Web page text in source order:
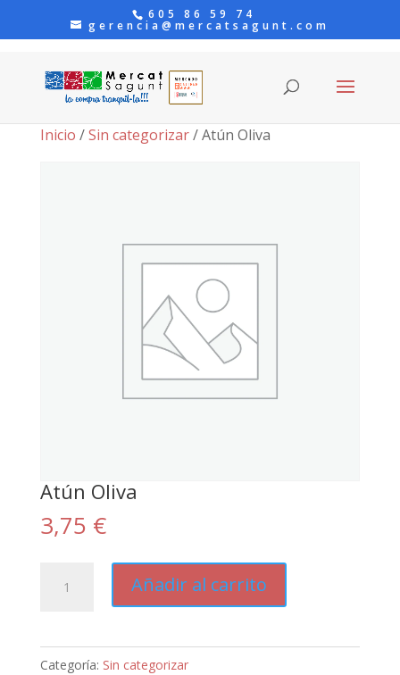
605 86 59 74
gerencia@mercatsagunt.com
Inicio /Sin categorizar/ Atún Oliva
Atún Oliva
3,75 €
Oliva
Añadir al carrito
Categoría: Sin categorizar